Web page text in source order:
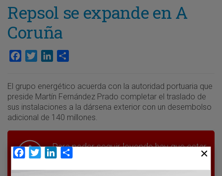
Repsol se expande en A
Coruña
Facebook
TwitterLinkedIn
El grupo energético acuerda con la autoridad portuaria que
preside Martín Fernández Prado completar el traslado de
sus instalaciones a la dársena exterior con un desembolso
adicional de 140 millones.
Para poder seguir leyendo hay que estar
suscrito a Transporte XXI, el periódico
del transporte y la logística en España.
Facebook
TwitterLinkedIn